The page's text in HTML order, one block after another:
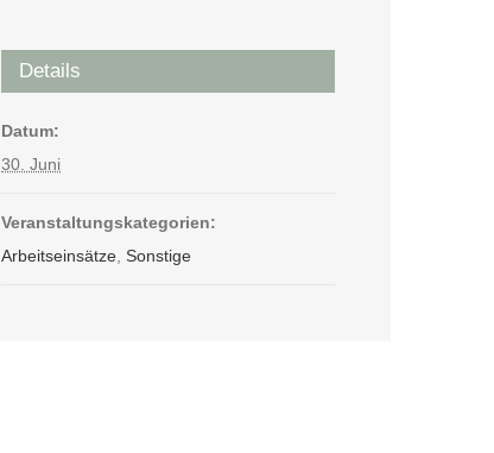
Details
Datum:
30. Juni
Veranstaltungskategorien:
Arbeitseinsätze Sonstige